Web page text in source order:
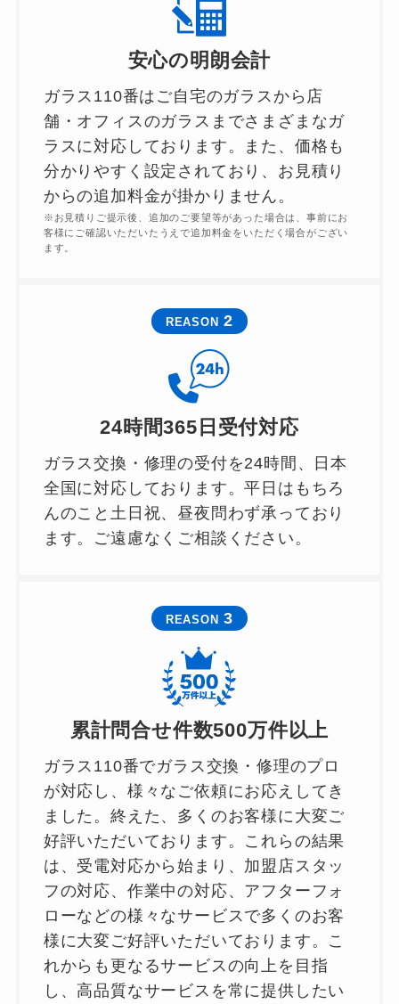
安心の明朗会計
ガラス110番はご自宅のガラスから店
舗・オフィスのガラスまでさまざまなガ
ラスに対応しております。また、価格も
分かりやすく設定されており、お見積り
からの追加料金が掛かりません。
※お見積りご提示後、追加のご要望等があった場合は、事前にお
客様にご確認いただいたうえで追加料金をいただく場合がござい
ます。
REASON 2
24時間365日受付対応
ガラス交換・修理の受付を24時間、日本
全国に対応しております。平日はもちろ
んのこと土日祝、昼夜問わず承っており
ます。ご遠慮なくご相談ください。
REASON 3
累計問合せ件数500万件以上
ガラス110番でガラス交換・修理のプロ
が対応し、様々なご依頼にお応えしてき
ました。終えた、多くのお客様に大変ご
好評いただいております。これらの結果
は、受電対応から始まり、加盟店スタッ
フの対応、作業中の対応、アフターフォ
ローなどの様々なサービスで多くのお客
様に大変ご好評いただいております。こ
れからも更なるサービスの向上を目指
し、高品質なサービスを常に提供したい